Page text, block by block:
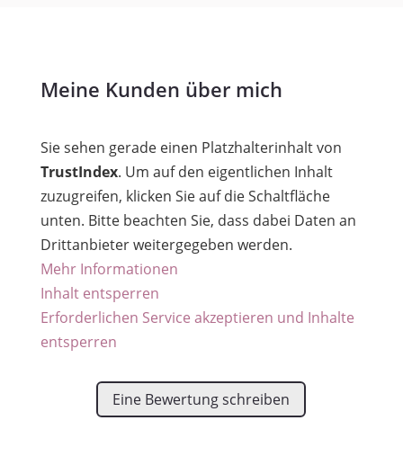
Meine Kunden über mich
Sie sehen gerade einen Platzhalterinhalt von
TrustIndex. Um auf den eigentlichen Inhalt
zuzugreifen, klicken Sie auf die Schaltfläche
unten. Bitte beachten Sie, dass dabei Daten an
Drittanbieter weitergegeben werden.
Mehr Informationen
Inhalt entsperren
Erforderlichen Service akzeptieren und Inhalte
entsperren
Eine Bewertung schreiben